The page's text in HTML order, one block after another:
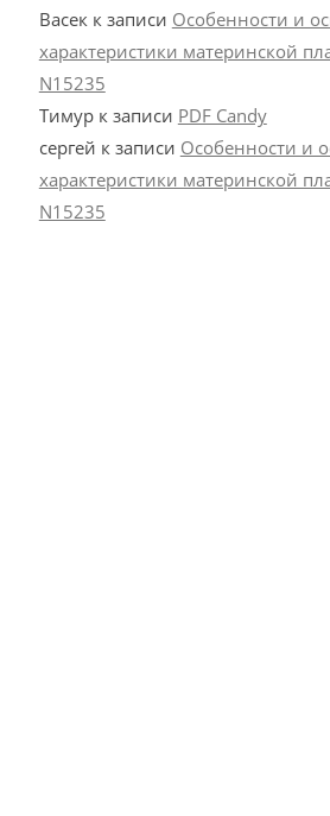
Васек к записи Особенности и
характеристики материнской
N15235
Тимурк записи PDF Candy
сергей к записи Особенности и
характеристики материнской
N15235